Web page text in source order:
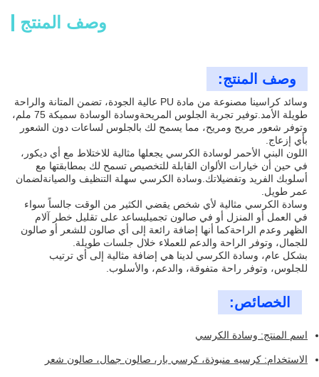
وصف المنتج
وصف المنتج:
وسائد كراسينا مصنوعة من مادة PU عالية الجودة، تضمن المتانة والراحة
طويلة الأمد.توفير تجربة الجلوس المريحةوسادة الوسادة سميكة 75 ملم،
وتوفر شعور مريح ومريح، مما يسمح لك بالجلوس لساعات دون الشعور
بأي إزعاج.
اللون البني الأحمر لوسادة الكرسي يجعلها مثالية للاختلاط مع أي ديكور،
في حين أن خيارات الألوان القابلة للتخصيص تسمح لك بمطابقتها مع
أسلوبك الفريد وتفضيلاتك.وسادة الكرسي سهلة التنظيف والصيانةلضمان
عمر طويل.
وسادة الكرسي مثالية لأي شخص يقضي الكثير من الوقت جالساً سواء
في العمل أو المنزل أو في صالون تجميليساعد على تقليل خطر آلام
الظهر وعدم الراحةكما أنها إضافة رائعة إلى أي صالون للشعر أو صالون
للجمال، وتوفر الراحة والدعم للعملاء خلال جلسات طويلة.
بشكل عام، وسادة الكرسي لدينا هي إضافة مثالية إلى أي ترتيب
للجلوس، وتوفر راحة متفوقة، والدعم، والأسلوب.
الخصائص:
اسم المنتج: وسادة الكرسي
الاستخدام: كرسيه منبوذة، كرسي بار، صالون جمال، صالون شعر